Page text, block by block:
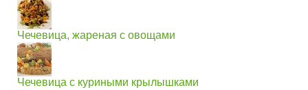
Чечевица, жареная с овощами
Чечевица с куриными крылышками